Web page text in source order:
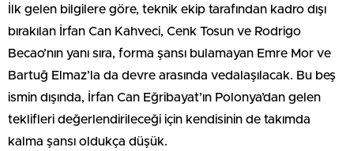
İlk gelen bilgilere göre, teknik ekip tarafından kadro dışı
bırakılan İrfan Can Kahveci, Cenk Tosun ve Rodrigo
Becao’nın yanı sıra, forma şansı bulamayan Emre Mor ve
Bartuğ Elmaz’la da devre arasında vedalaşılacak. Bu beş
ismin dışında, İrfan Can Eğribayat’ın Polonya’dan gelen
teklifleri değerlendirileceği için kendisinin de takımda
kalma şansı oldukça düşük.